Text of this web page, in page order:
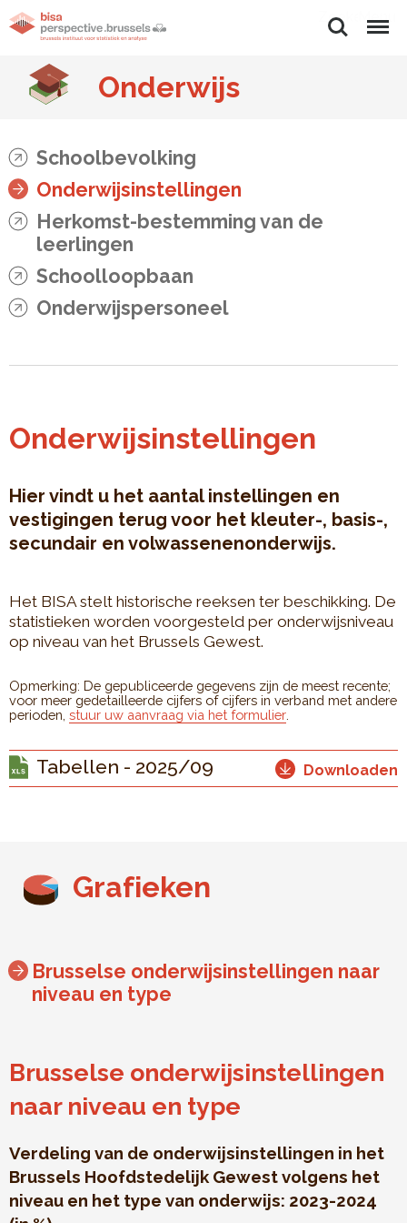
ZoekenMenu
Onderwijs
Schoolbevolking
Onderwijsinstellingen
Herkomst-bestemming van de
leerlingen
Schoolloopbaan
Onderwijspersoneel
Onderwijsinstellingen
Hier vindt u het aantal instellingen en
vestigingen terug voor het kleuter-, basis-,
secundair en volwassenenonderwijs.
Het BISA stelt historische reeksen ter beschikking. De
statistieken worden voorgesteld per onderwijsniveau
op niveau van het Brussels Gewest.
Opmerking: De gepubliceerde gegevens zijn de meest recente;
voor meer gedetailleerde cijfers of cijfers in verband met andere
perioden, stuur uw aanvraag via het formulier
Tabellen - 2025/09 Downloaden
Grafieken
Brusselse onderwijsinstellingen naar
niveau en type
Brusselse onderwijsinstellingen
naar niveau en type
Verdeling van de onderwijsinstellingen in het
Brussels Hoofdstedelijk Gewest volgens het
niveau en het type van onderwijs: 2023-2024